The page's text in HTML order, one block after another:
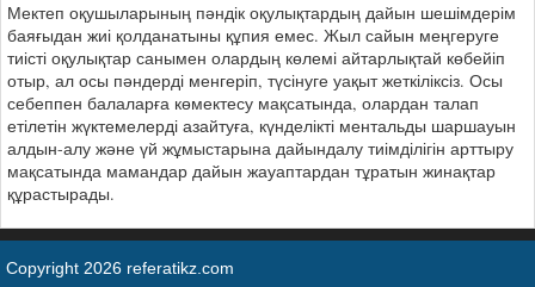
Мектеп оқушыларының пәндік оқулықтардың дайын шешімдерім
баяғыдан жиі қолданатыны құпия емес. Жыл сайын меңгеруге
тиісті оқулықтар санымен олардың көлемі айтарлықтай көбейіп
отыр, ал осы пәндерді менгеріп, түсінуге уақыт жеткіліксіз. Осы
себеппен балаларға көмектесу мақсатында, олардан талап
етілетін жүктемелерді азайтуға, күнделікті ментальды шаршауын
алдын-алу және үй жұмыстарына дайындалу тиімділігін арттыру
мақсатында мамандар дайын жауаптардан тұратын жинақтар
құрастырады.
Copyright 2026 referatikz.com